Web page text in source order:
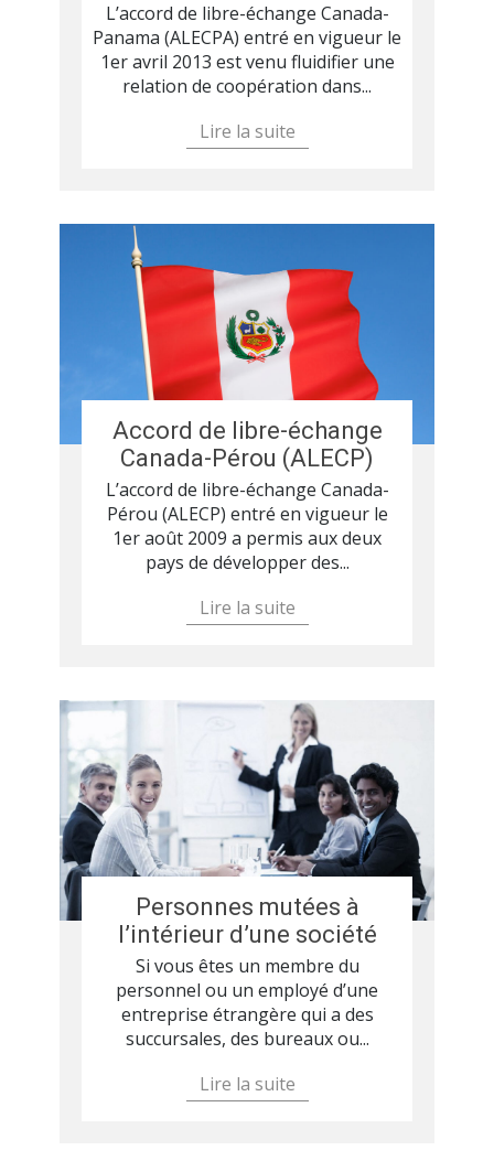
L’accord de libre-échange Canada-
Panama (ALECPA) entré en vigueur le
1er avril 2013 est venu fluidifier une
relation de coopération dans...
Lire la suite
Accord de libre-échange
Canada-Pérou (ALECP)
L’accord de libre-échange Canada-
Pérou (ALECP) entré en vigueur le
1er août 2009 a permis aux deux
pays de développer des...
Lire la suite
Personnes mutées à
l’intérieur d’une société
Si vous êtes un membre du
personnel ou un employé d’une
entreprise étrangère qui a des
succursales, des bureaux ou...
Lire la suite